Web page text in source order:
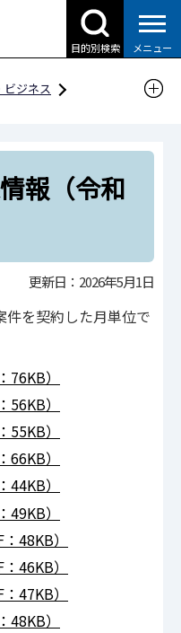
目的別検索 メニュー
ビジネス
務の提供、賃借・売払
約結果情報
和7年度）
報（令和
更新日：2026年5月1日
件を契約した月単位で
）
）
）
）
）
）
48KB）
46KB）
47KB）
）